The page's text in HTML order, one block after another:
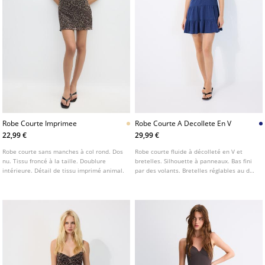
Robe Courte Imprimee
22,99 €
Robe courte sans manches à col rond. Dos
nu. Tissu froncé à la taille. Doublure
intérieure. Détail de tissu imprimé animal.
Robe Courte A Decollete En V
29,99 €
Robe courte fluide à décolleté en V et
bretelles. Silhouette à panneaux. Bas fini
par des volants. Bretelles réglables au dos